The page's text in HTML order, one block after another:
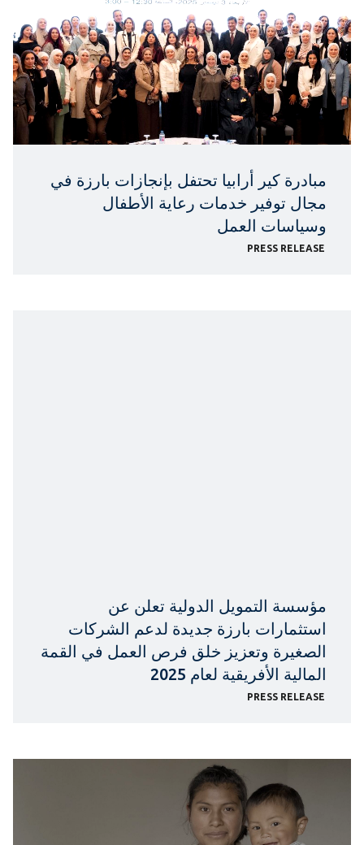
مبادرة كير أرابيا تحتفل بإنجازات بارزة في
مجال توفير خدمات رعاية الأطفال
وسياسات العمل
PRESS RELEASE
مؤسسة التمويل الدولية تعلن عن
استثمارات بارزة جديدة لدعم الشركات
الصغيرة وتعزيز خلق فرص العمل في القمة
المالية الأفريقية لعام 2025
PRESS RELEASE